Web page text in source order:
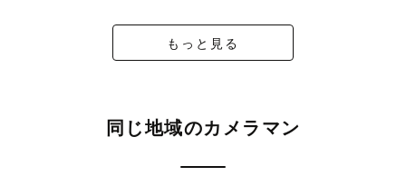
もっと見る
同じ地域のカメラマン